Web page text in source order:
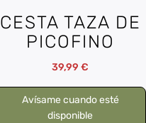
CESTA TAZA DE
PICOFINO
39,99 €
Avísame cuando esté
disponible